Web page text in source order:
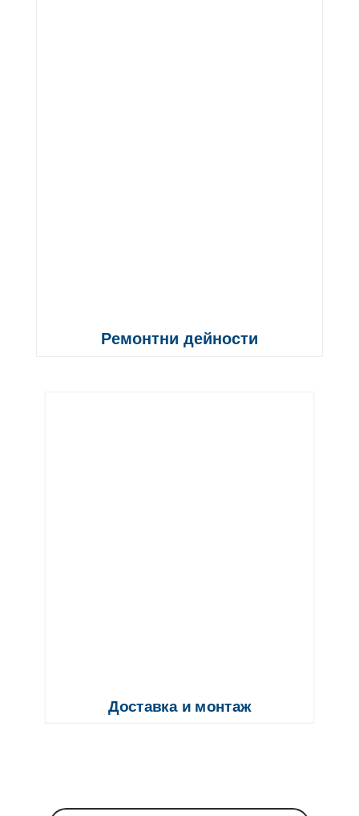
Ремонтни дейности
Доставка и монтаж